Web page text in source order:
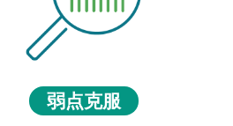
弱点克服